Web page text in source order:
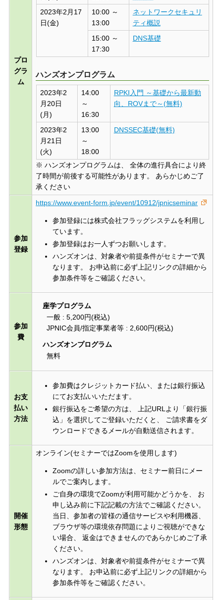
プロ
グラ
ム
2023年2月17
日(金)
10:00 ～
13:00
ネットワークセキュリ
ティ概説
15:00 ～
17:30
DNS基礎
ハンズオンプログラム
2023年2
月20日
(月)
14:00
～
16:30
RPKI入門 ～基礎から最新動
向、ROVまで～(無料)
2023年2
月21日
(火)
13:00
～
18:00
DNSSEC基礎(無料)
※ ハンズオンプログラムは、 全体の進行具合により終
了時間が前後する可能性があります。 あらかじめご了
承ください
参加
登録
https://www.event-form.jp/event/10912/jpnicseminar
参加登録には株式会社フラッグシステムを利用し
ています。
参加登録はお一人ずつお願いします。
ハンズオンは、対象者や前提条件がセミナーで異
なります。 お申込前に必ず上記リンクの詳細から
参加条件等をご確認ください。
参加
費
座学プログラム
一般 : 5,200円(税込)
JPNIC会員/指定事業者等 : 2,600円(税込)
ハンズオンプログラム
無料
お支
払い
方法
参加費はクレジットカード払い、または銀行振込
にてお支払いいただます。
銀行振込をご希望の方は、 上記URLより「銀行振
込」を選択してご登録いただくと、 ご請求書をダ
ウンロードできるメールが自動送信されます。
開催
形態
オンライン(セミナーではZoomを使用します)
Zoomの詳しい参加方法は、セミナー前日にメー
ルでご案内します。
ご自身の環境でZoomが利用可能かどうかを、 お
申し込み前に下記記載の方法でご確認ください。
当日、参加者の皆様の通信サービスや利用機器、
ブラウザ等の環境依存問題によりご視聴ができな
い場合、 返金はできませんのであらかじめご了承
ください。
ハンズオンは、対象者や前提条件がセミナーで異
なります。 お申込前に必ず上記リンクの詳細から
参加条件等をご確認ください。